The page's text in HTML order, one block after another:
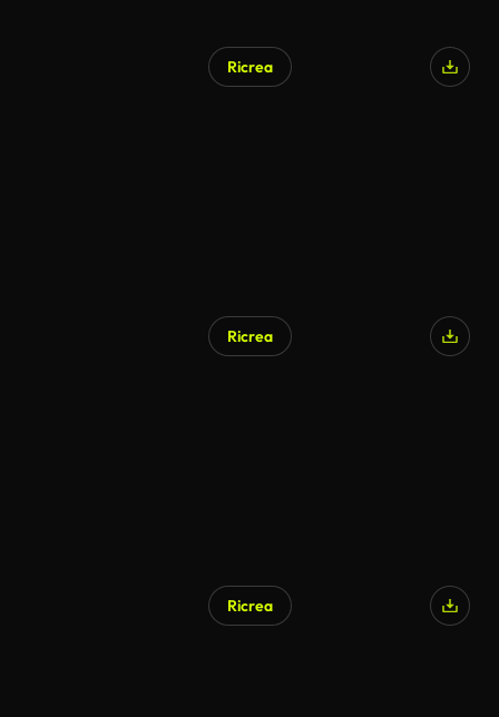
Ricrea
Ricrea
Ricrea